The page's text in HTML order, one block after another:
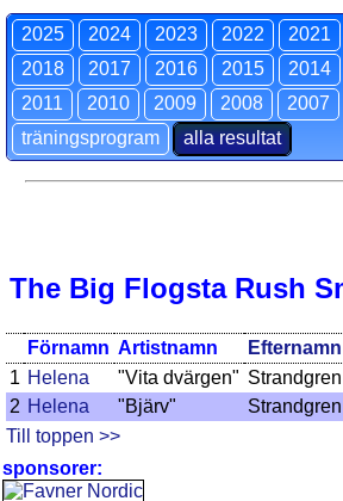
2025 2024 2023 2022 2021
2018
2017 2016 2015 2014
2011
2010 2009 2008 2007
träningsprogram
alla resultat
The Big Flogsta Rush
Förnamn Artistnamn Efternamn
1 Helena "Vita dvärgen" Strandgren
2 Helena "Bjärv" Strandgren
Till toppen >>
sponsorer: